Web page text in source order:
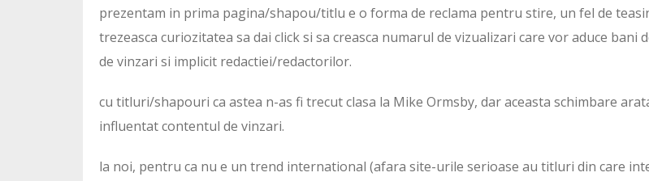
prezentam in prima pagina/shapou/titlu e o forma de reclama pentru stire, un fel de
trezeasca curiozitatea sa dai click si sa creasca numarul de vizualizari care vor aduce bani
de vinzari si implicit redactiei/redactorilor.
cu titluri/shapouri ca astea n-as fi trecut clasa la Mike Ormsby, dar aceasta schimbare
influentat contentul de vinzari.
la noi, pentru ca nu e un trend international (afara site-urile serioase au titluri din care